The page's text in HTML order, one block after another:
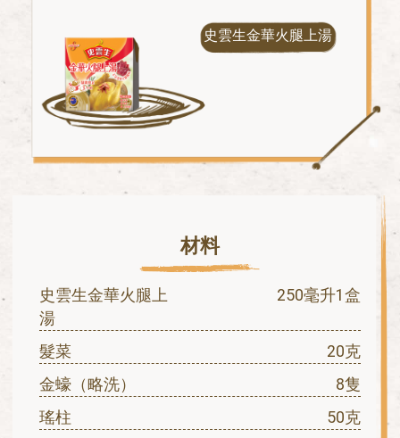
史雲生金華火腿上湯
材料
史雲生金華火腿上
湯
250毫升1盒
髮菜
20克
金蠔（略洗）
8隻
瑤柱
50克